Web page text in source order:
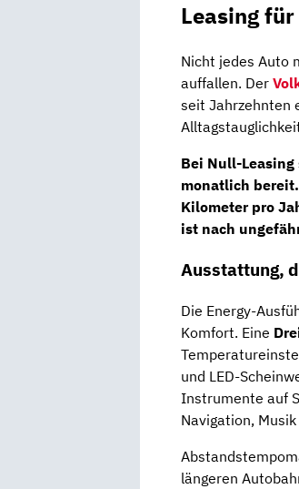
Leasing
Nicht jedes Auto
auffallen. Der
seit Jahrzehnten
Bei Null-Leasing
monatlich
Kilometerpro
ist nach
Ausstattung,
Die Energy-
Komfort. Eine
und LED-
Instrumente auf
Navigation,
längeren